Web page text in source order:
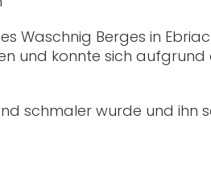
Waschnig Berges in
und konnte sich
schmaler wurde und ihn